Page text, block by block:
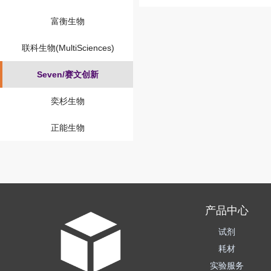
富衡生物
联科生物(MultiSciences)
Seven/赛文创新
奕杉生物
正能生物
产品中心
试剂
耗材
实验服务